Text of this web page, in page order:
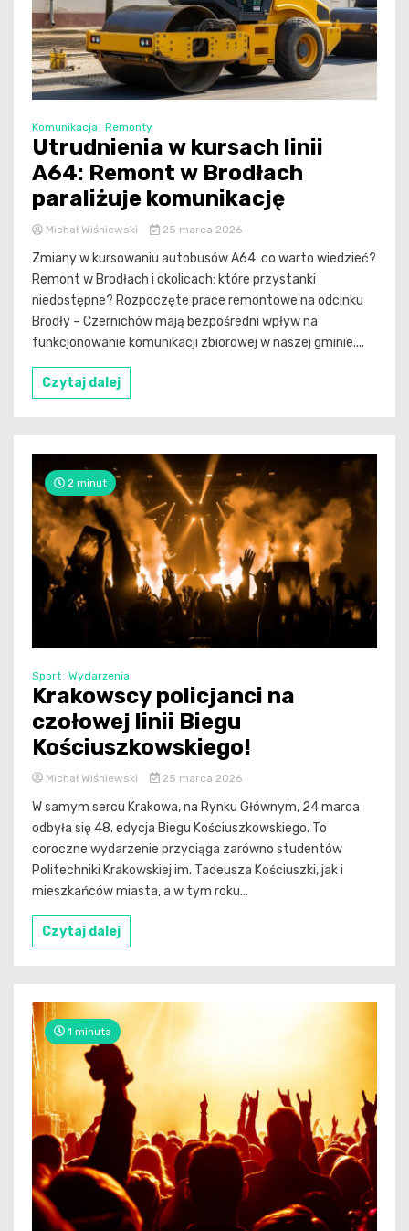
Komunikacja Remonty
Utrudnienia w kursach linii
A64: Remont w Brodłach
paraliżuje komunikację
Michał Wiśniewski 25 marca 2026
Zmiany w kursowaniu autobusów A64: co warto wiedzieć?
Remont w Brodłach i okolicach: które przystanki
niedostępne? Rozpoczęte prace remontowe na odcinku
Brodły – Czernichów mają bezpośredni wpływ na
funkcjonowanie komunikacji zbiorowej w naszej gminie....
Czytaj dalej
2 minut
Sport Wydarzenia
Krakowscy policjanci na
czołowej linii Biegu
Kościuszkowskiego!
Michał Wiśniewski 25 marca 2026
W samym sercu Krakowa, na Rynku Głównym, 24 marca
odbyła się 48. edycja Biegu Kościuszkowskiego. To
coroczne wydarzenie przyciąga zarówno studentów
Politechniki Krakowskiej im. Tadeusza Kościuszki, jak i
mieszkańców miasta, a w tym roku...
Czytaj dalej
1 minuta